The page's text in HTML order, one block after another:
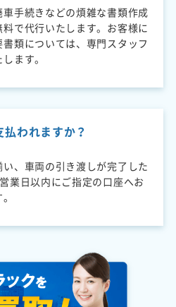
手続きなどの煩雑な書類作成
で代行いたします。お客様に
類については、専門スタッフ
ます。
われますか？
、車両の引き渡しが完了した
業日以内にご指定の口座へお